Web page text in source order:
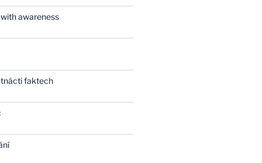
awareness
faktech